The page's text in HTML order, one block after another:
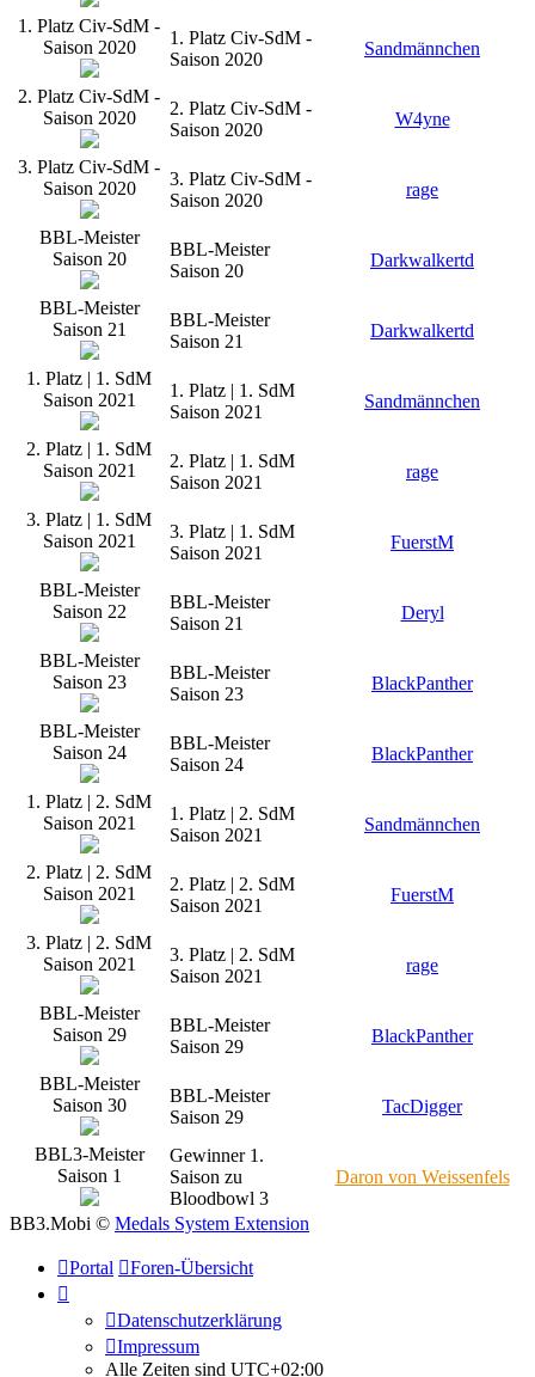
1. Platz Civ-SdM -
Saison 2020
1. Platz Civ-SdM -
Saison 2020
Sandmännchen
2. Platz Civ-SdM -
Saison 2020
2. Platz Civ-SdM -
Saison 2020
W4yne
3. Platz Civ-SdM -
Saison 2020
3. Platz Civ-SdM -
Saison 2020
rage
BBL-Meister
Saison 20
BBL-Meister
Saison 20
Darkwalkertd
BBL-Meister
Saison 21
BBL-Meister
Saison 21
Darkwalkertd
1. Platz | 1. SdM
Saison 2021
1. Platz | 1. SdM
Saison 2021
Sandmännchen
2. Platz | 1. SdM
Saison 2021
2. Platz | 1. SdM
Saison 2021
rage
3. Platz | 1. SdM
Saison 2021
3. Platz | 1. SdM
Saison 2021
FuerstM
BBL-Meister
Saison 22
BBL-Meister
Saison 21
Deryl
BBL-Meister
Saison 23
BBL-Meister
Saison 23
BlackPanther
BBL-Meister
Saison 24
BBL-Meister
Saison 24
BlackPanther
1. Platz | 2. SdM
Saison 2021
1. Platz | 2. SdM
Saison 2021
Sandmännchen
2. Platz | 2. SdM
Saison 2021
2. Platz | 2. SdM
Saison 2021
FuerstM
3. Platz | 2. SdM
Saison 2021
3. Platz | 2. SdM
Saison 2021
rage
BBL-Meister
Saison 29
BBL-Meister
Saison 29
BlackPanther
BBL-Meister
Saison 30
BBL-Meister
Saison 29
TacDigger
BBL3-Meister
Saison 1
Gewinner 1.
Saison zu
Bloodbowl 3
Daron von Weissenfels
BB3.Mobi © Medals System Extension
Portal Foren-Übersicht
Datenschutzerklärung
Impressum
Alle Zeiten sind UTC+02:00